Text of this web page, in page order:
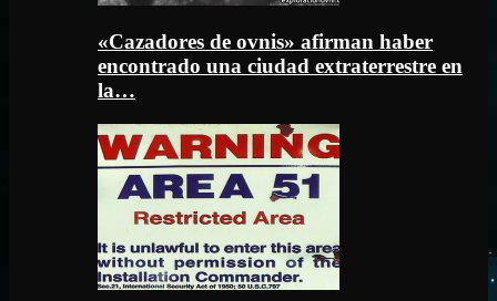
«Cazadores de ovnis» afirman haber
encontrado una ciudad extraterrestre en
la…